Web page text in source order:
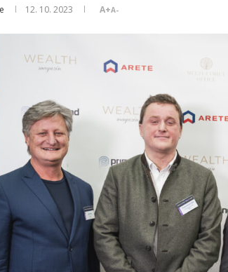
12. 10. 2023 A+A-